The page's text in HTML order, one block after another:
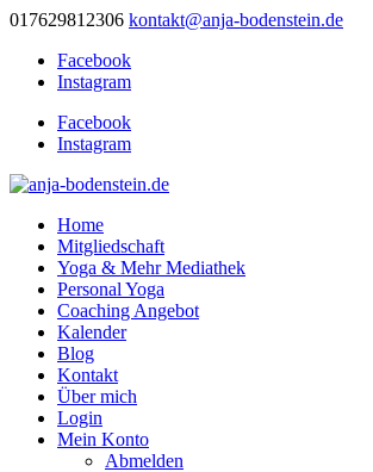
017629812306 kontakt@anja-bodenstein.de
Facebook
Instagram
Facebook
Instagram
Home
Mitgliedschaft
Yoga & Mehr Mediathek
Personal Yoga
Coaching Angebot
Kalender
Blog
Kontakt
Über mich
Login
Mein Konto
Abmelden